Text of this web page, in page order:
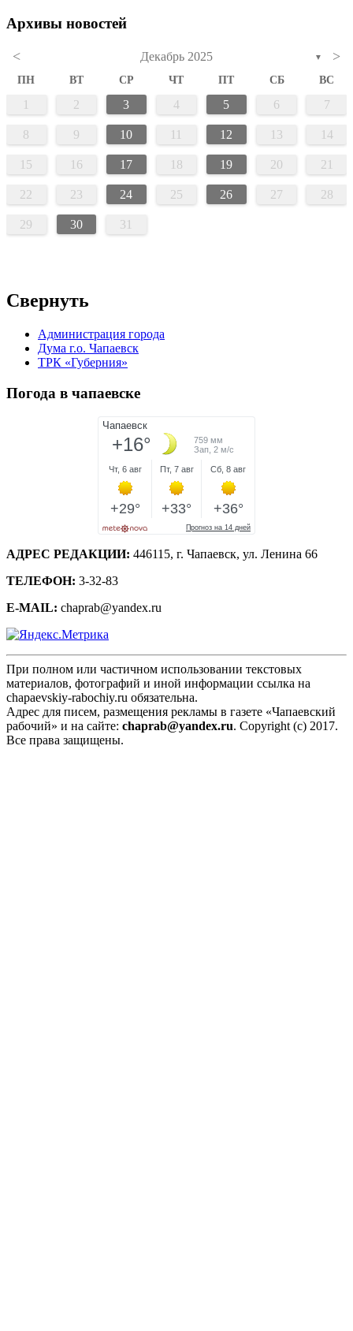
Архивы новостей
< Декабрь 2025 ▼ >
ПН ВТ СР ЧТ ПТ СБ ВС
1 2 3 4 5 6 7
8 9 10 11 12 13 14
15 16 17 18 19 20 21
22 23 24 25 26 27 28
29 30 31
Свернуть
Администрация города
Дума г.о. Чапаевск
ТРК «Губерния»
Погода в чапаевске
АДРЕС РЕДАКЦИИ: 446115, г. Чапаевск, ул. Ленина 66
ТЕЛЕФОН: 3-32-83
E-MAIL: chaprab@yandex.ru
При полном или частичном использовании текстовых
материалов, фотографий и иной информации ссылка на
chapaevskiy-rabochiy.ru обязательна.
Адрес для писем, размещения рекламы в газете «Чапаевский
рабочий» и на сайте: chaprab@yandex.ru. Copyright (c) 2017.
Все права защищены.